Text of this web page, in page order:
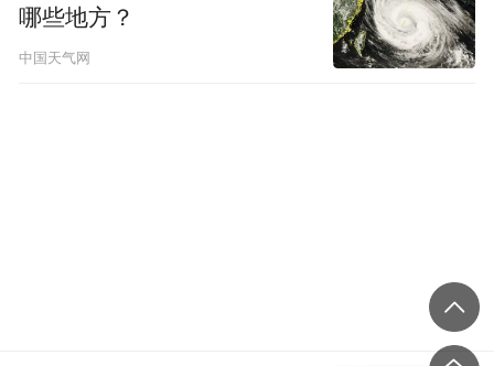
哪些地方？
中国天气网